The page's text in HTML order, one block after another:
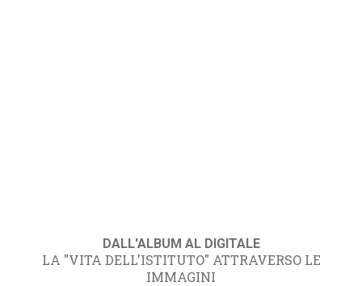
DALL'ALBUM AL DIGITALE
LA "VITA DELL'ISTITUTO" ATTRAVERSO LE
IMMAGINI